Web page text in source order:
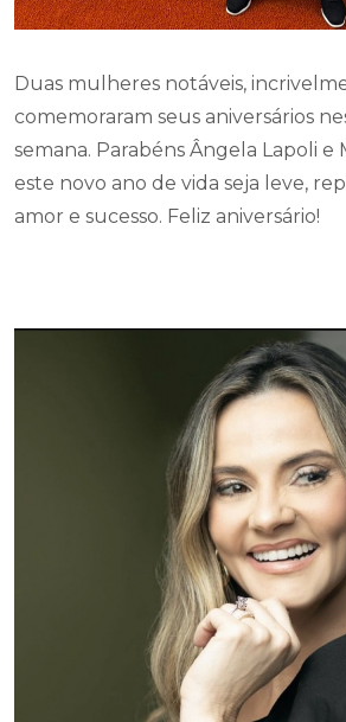
Duas mulheres notáveis,
comemoraram seus aniversários
semana. Parabéns Ângela Lapoli e
este novo ano de vida seja leve,
amor e sucesso. Feliz aniversário!